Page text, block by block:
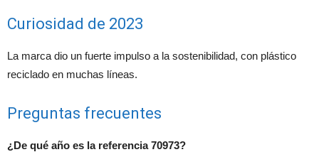
Curiosidad de 2023
La marca dio un fuerte impulso a la sostenibilidad, con plástico
reciclado en muchas líneas.
Preguntas frecuentes
¿De qué año es la referencia 70973?